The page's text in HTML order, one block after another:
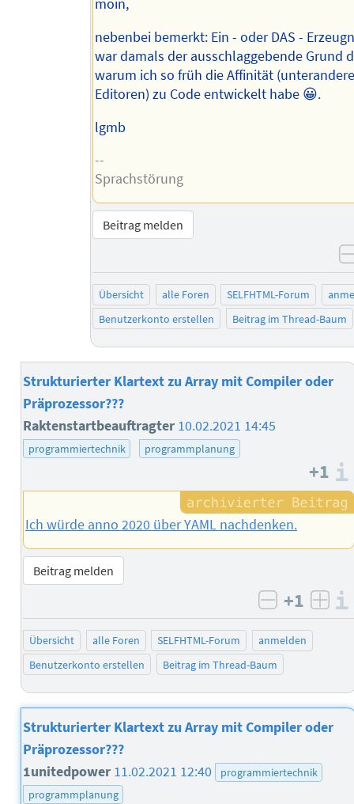
moin,
nebenbei bemerkt: Ein - oder DAS -
war damals der ausschlaggebende Grund
warum ich so früh die Affinität
Editoren) zu Code entwickelt habe 😀.
lgmb
--
Sprachstörung
Beitrag melden
Übersicht alle Foren SELFHTML-Forum
Benutzerkonto erstellen
Beitrag im Thread-Baum
Strukturierter Klartext zu Array mit Compiler oder
Präprozessor???
Raktenstartbeauftragter 10.02.2021 14:45
programmiertechnik programmplanung
+1
Ich würde anno 2020 über YAML nachdenken.
Beitrag melden
negativ
+1
Übersicht alle Foren SELFHTML-Forum
anmelden
Benutzerkonto erstellen
Beitrag im Thread-Baum
Strukturierter Klartext zu Array mit Compiler oder
Präprozessor???
1unitedpower 11.02.2021 12:40
programmiertechnik
programmplanung